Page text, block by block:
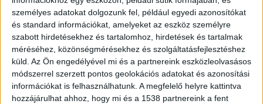
személyes adatokat dolgozunk fel, például egyedi azonosítókat
és standard információkat, amelyeket az eszköz személyre
szabott hirdetésekhez és tartalomhoz, hirdetések és tartalmak
méréséhez, közönségmérésekhez és szolgáltatásfejlesztéshez
küld. Az Ön engedélyével mi és a partnereink eszközleolvasásos
módszerrel szerzett pontos geolokációs adatokat és azonosítási
információkat is felhasználhatunk. A megfelelő helyre kattintva
hozzájárulhat ahhoz, hogy mi és a 1538 partnereink a fent
vitorlásról. A videókat a cikkünk alján lehet
megnézni.
Segélykérés
Ezt írták a vízimentők: „23:33 órakor BalatonHelp
alkalmazás útján segélykérés érkezett a VMSZ